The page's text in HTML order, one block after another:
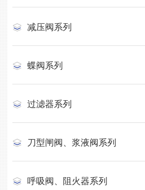
减压阀系列
蝶阀系列
过滤器系列
刀型闸阀、浆液阀系列
呼吸阀、阻火器系列